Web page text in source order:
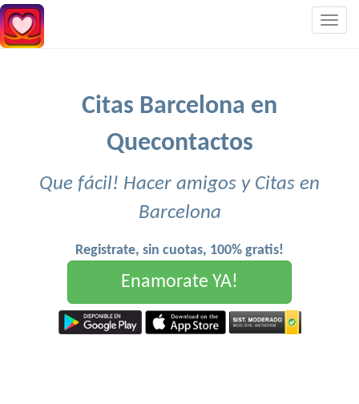
Citas Barcelona en
Quecontactos
Que fácil! Hacer amigos y Citas en
Barcelona
Registrate, sin cuotas, 100% gratis!
Enamorate YA!